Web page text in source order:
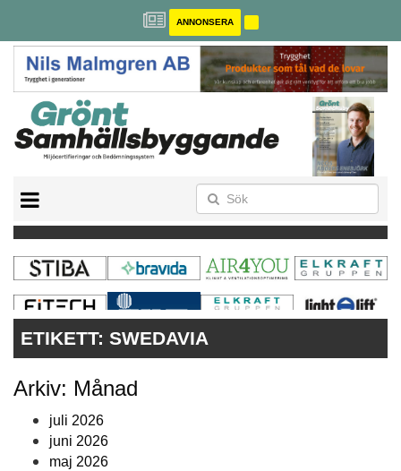
ANNONSERA
MILJÖBYGGNAD
NOLLCO2
CITYLAB
GREENBUILDING
ANNONSERA
ETIKETT: SWEDAVIA
Arkiv: Månad
juli 2026
juni 2026
maj 2026